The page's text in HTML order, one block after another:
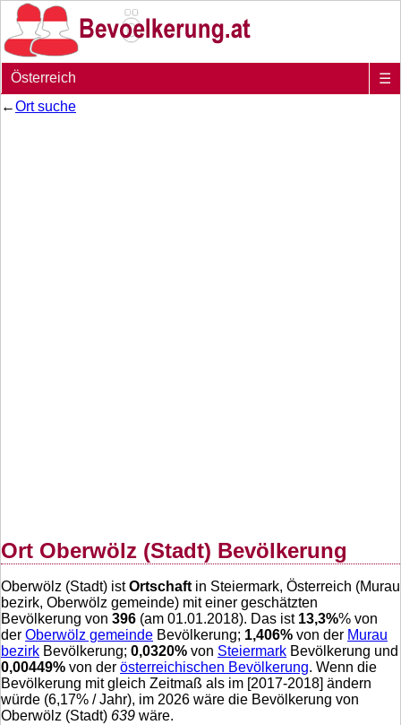
Österreich
☰
←Ort suche
Ort Oberwölz (Stadt) Bevölkerung
Oberwölz (Stadt) istOrtschaft in Steiermark, Österreich (Murau
bezirk, Oberwölz gemeinde) mit einer geschätzten
Bevölkerung von 396 (am 01.01.2018). Das ist 13,3%% von
der Oberwölz gemeinde Bevölkerung; 1,406% von der Murau
bezirk Bevölkerung; 0,0320% von Steiermark Bevölkerung und
0,00449% von der österreichischen Bevölkerung. Wenn die
Bevölkerung mit gleich Zeitmaß als im [2017-2018] ändern
würde (6,17% / Jahr), im 2026 wäre die Bevölkerung von
Oberwölz (Stadt) 639 wäre.